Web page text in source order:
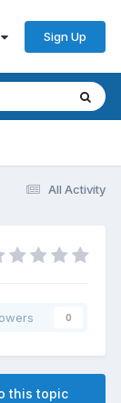
Sign Up
All Activity
0
this topic